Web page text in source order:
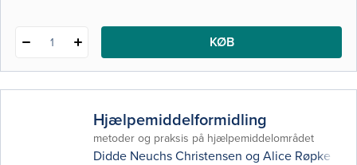
1 KØB
Hjælpemiddelformidling
metoder og praksis på hjælpemiddelområdet
Didde Neuchs Christensen og Alice Røpke